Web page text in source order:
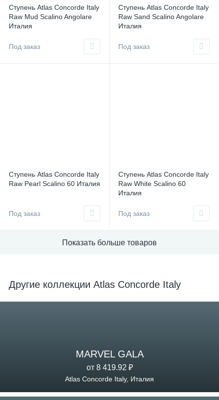
Ступень Atlas Concorde Italy
Raw Mud Scalino Angolare
Италия
Под заказ
Ступень Atlas Concorde Italy
Raw Sand Scalino Angolare
Италия
Под заказ
Ступень Atlas Concorde Italy
Raw Pearl Scalino 60 Италия
Под заказ
Ступень Atlas Concorde Italy
Raw White Scalino 60
Италия
Под заказ
Показать больше товаров
Другие коллекции Atlas Concorde Italy
MARVEL GALA
от 8 419.92 ₽
Atlas Concorde Italy, Италия